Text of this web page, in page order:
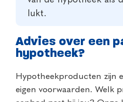
lukt.
Advies over een
hypotheek?
Hypotheekproducten zijn
eigen voorwaarden. Welk